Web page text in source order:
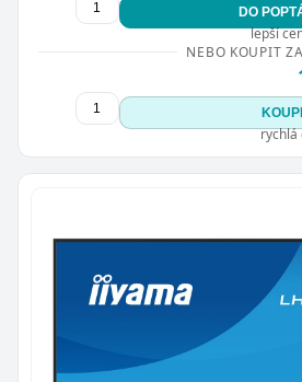
DO
lepší
NEBO KOUPIT ZA
rychlá